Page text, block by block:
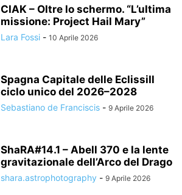
CIAK – Oltre lo schermo. “L’ultima
missione: Project Hail Mary”
Lara Fossi - 10 Aprile 2026
Spagna Capitale delle EclissiIl
ciclo unico del 2026–2028
Sebastiano de Franciscis - 9 Aprile 2026
ShaRA#14.1 – Abell 370 e la lente
gravitazionale dell’Arco del Drago
shara.astrophotography - 9 Aprile 2026